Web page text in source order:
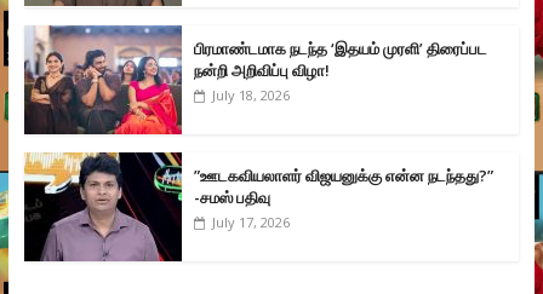
பிரமாண்டமாக நடந்த ‘இதயம் முரளி’ திரைப்பட
நன்றி அறிவிப்பு விழா!
July 18, 2026
”ஊடகவியலாளர் விஜயனுக்கு என்ன நடந்தது?”
-சமஸ் பதிவு
July 17, 2026